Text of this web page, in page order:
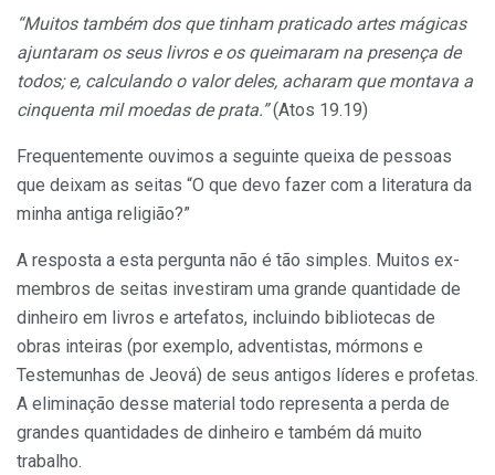
“Muitos também dos que tinham praticado artes mágicas
ajuntaram os seus livros e os queimaram na presença de
todos; e, calculando o valor deles, acharam que montava a
cinquenta mil moedas de prata.”(Atos 19.19)
Frequentemente ouvimos a seguinte queixa de pessoas
que deixam as seitas “O que devo fazer com a literatura da
minha antiga religião?”
A resposta a esta pergunta não é tão simples. Muitos ex-
membros de seitas investiram uma grande quantidade de
dinheiro em livros e artefatos, incluindo bibliotecas de
obras inteiras (por exemplo, adventistas, mórmons e
Testemunhas de Jeová) de seus antigos líderes e profetas.
A eliminação desse material todo representa a perda de
grandes quantidades de dinheiro e também dá muito
trabalho.